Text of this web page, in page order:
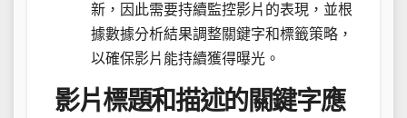
新，因此需要持續監控影片的表現，並根
據數據分析結果調整關鍵字和標籤策略，
以確保影片能持續獲得曝光。
影片標題和描述的關鍵字應